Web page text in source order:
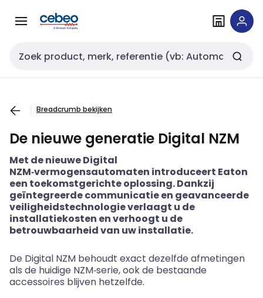
naar
naar
Zoekveld invoer
Breadcrumb bekijken
De nieuwe generatie Digital NZM
Met de nieuwe Digital
NZM‑vermogensautomaten introduceert Eaton
een toekomstgerichte oplossing. Dankzij
geïntegreerde communicatie en geavanceerde
veiligheidstechnologie verlaagt u de
installatiekosten en verhoogt u de
betrouwbaarheid van uw installatie.
De Digital NZM behoudt exact dezelfde afmetingen
als de huidige NZM‑serie, ook de bestaande
accessoires blijven hetzelfde.